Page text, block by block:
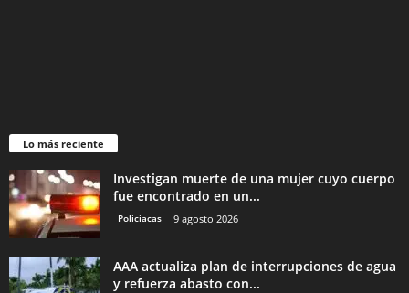
Lo más reciente
Investigan muerte de una mujer cuyo cuerpo
fue encontrado en un...
Policiacas 9 agosto 2026
AAA actualiza plan de interrupciones de agua
y refuerza abasto con...